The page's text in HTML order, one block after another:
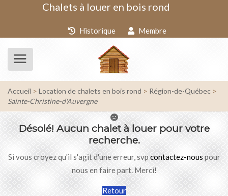
Chalets à louer en bois rond
Historique Membre
Accueil Location de chalets en bois rond
Région-de-Québec
Sainte-Christine-d'Auvergne
Désolé!Aucun chalet à louer pour votre
recherche.
Si vous croyez qu'il s'agit d'une erreur, svpcontactez-nouspour
nous en faire part. Merci!
Retour